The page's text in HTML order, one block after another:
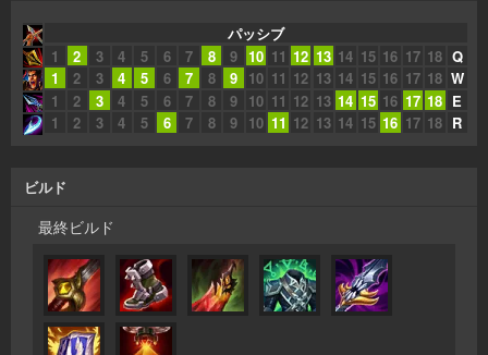
パッシブ
1
2 3 4 5 6 7 8 9 10 11 12 13 14 15 16 17 18 Q
1
2 3 4 5 6 7 8 9 10 11 12 13 14 15 16 17 18 W
1
2 3 4 5 6 7 8 9 10 11 12 13 14 15 16 17 18 E
1
2 3 4 5 6 7 8 9 10 11 12 13 14 15 16 17 18 R
ビルド
最終ビルド